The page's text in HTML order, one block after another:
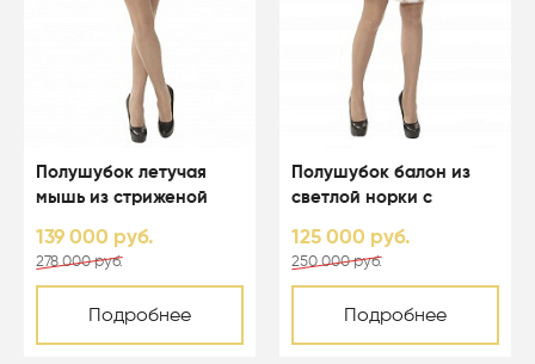
Полушубок летучая
мышь из стриженой
капюшоном - 01164
139 000 руб.
278 000 руб.
Подробнее
Полушубок балон из
светлой норки с
125 000 руб.
250 000 руб.
Подробнее